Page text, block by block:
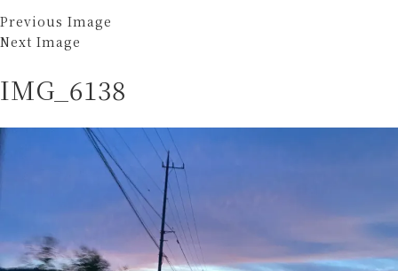
Previous Image
Next Image
IMG_6138